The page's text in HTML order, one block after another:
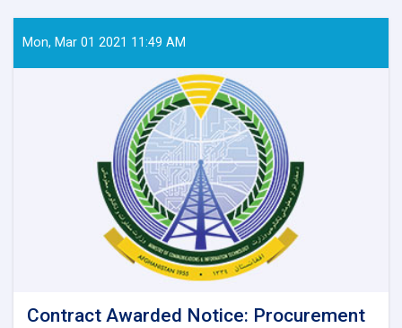
Mon, Mar 01 2021 11:49 AM
Contract Awarded Notice: Procurement